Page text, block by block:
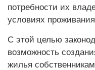
потребности их
условиях
С этой целью
возможность
жилья